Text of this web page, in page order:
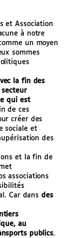
et Association
à notre
un moyen
sommes
la fin des
secteur
qui est
de ces
créer des
sociale et
des
et la fin de
associations
Car dansdes
au
publics.